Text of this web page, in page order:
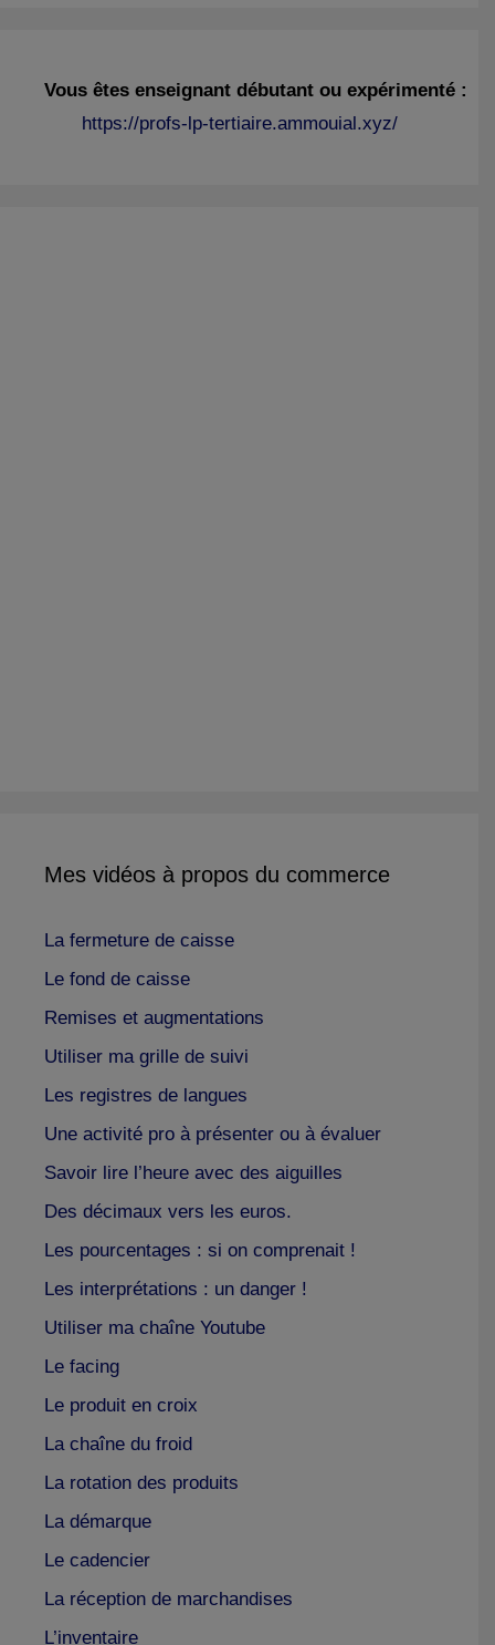
Vous êtes enseignant débutant ou expérimenté :
https://profs-lp-tertiaire.ammouial.xyz/
Mes vidéos à propos du commerce
La fermeture de caisse
Le fond de caisse
Remises et augmentations
Utiliser ma grille de suivi
Les registres de langues
Une activité pro à présenter ou à évaluer
Savoir lire l’heure avec des aiguilles
Des décimaux vers les euros.
Les pourcentages : si on comprenait !
Les interprétations : un danger !
Utiliser ma chaîne Youtube
Le facing
Le produit en croix
La chaîne du froid
La rotation des produits
La démarque
Le cadencier
La réception de marchandises
L’inventaire